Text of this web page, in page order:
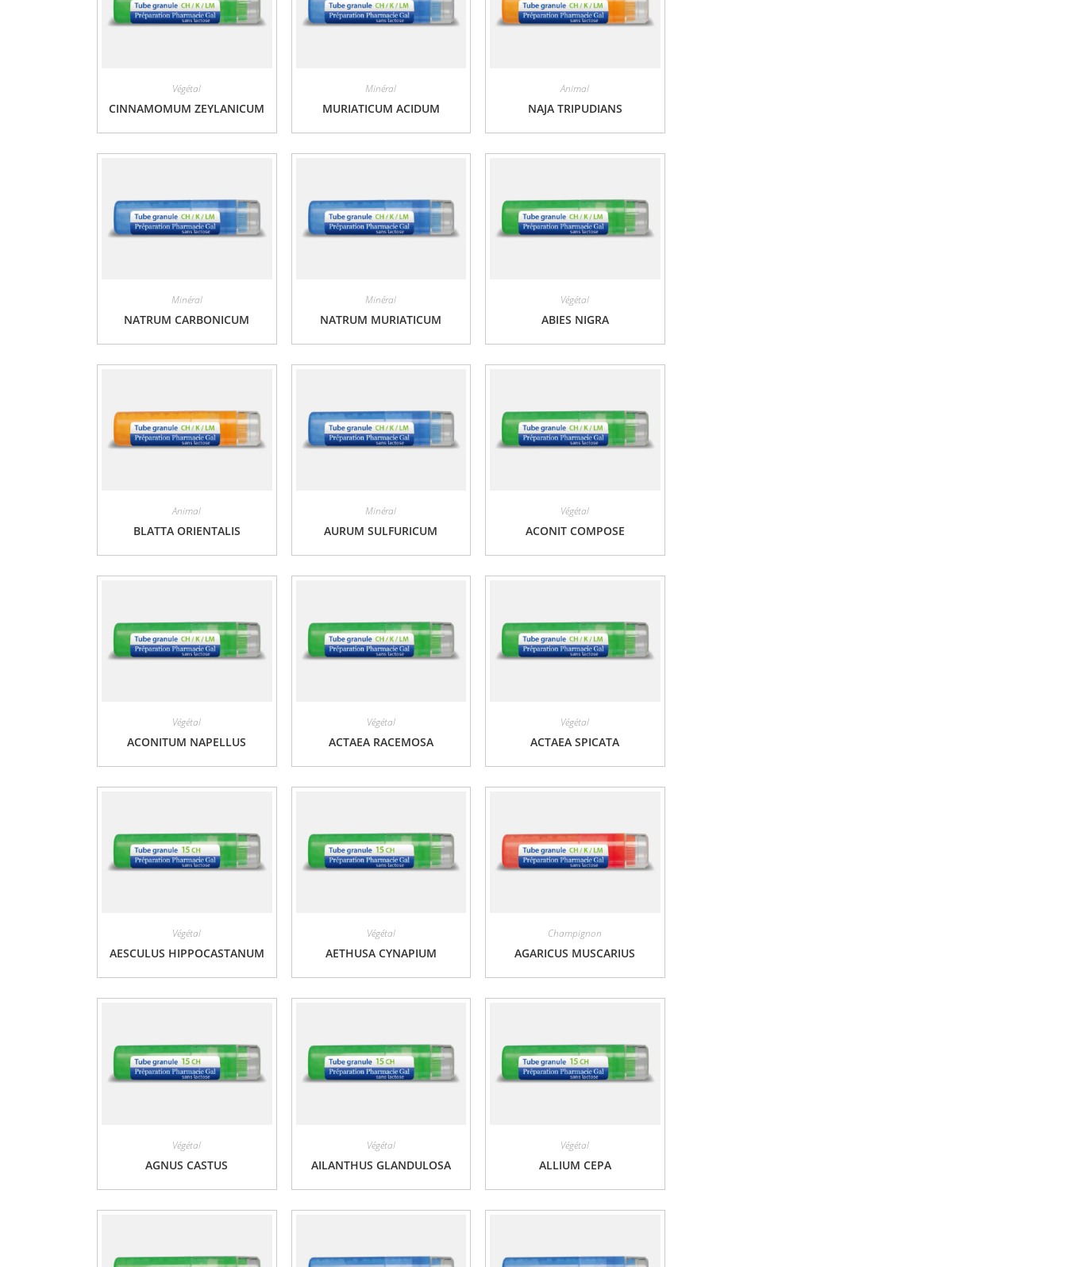
Végétal
CINNAMOMUM ZEYLANICUM
Minéral
MURIATICUM ACIDUM
Animal
NAJA TRIPUDIANS
Minéral
NATRUM CARBONICUM
Minéral
NATRUM MURIATICUM
Végétal
ABIES NIGRA
Animal
BLATTA ORIENTALIS
Minéral
AURUM SULFURICUM
Végétal
ACONIT COMPOSE
Végétal
ACONITUM NAPELLUS
Végétal
ACTAEA RACEMOSA
Végétal
ACTAEA SPICATA
Végétal
AESCULUS HIPPOCASTANUM
Végétal
AETHUSA CYNAPIUM
Champignon
AGARICUS MUSCARIUS
Végétal
AGNUS CASTUS
Végétal
AILANTHUS GLANDULOSA
Végétal
ALLIUM CEPA